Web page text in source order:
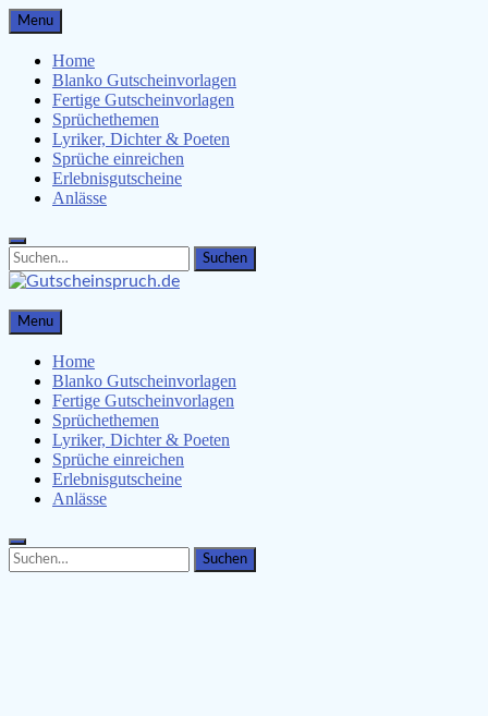
Skip
to
content
Menu
Home
Blanko Gutscheinvorlagen
Fertige Gutscheinvorlagen
Sprüchethemen
Lyriker, Dichter & Poeten
Sprüche einreichen
Erlebnisgutscheine
Anlässe
Search
for:
Search
Gutscheinspruch.de
Gutscheinsprüche & Gutscheinvorlagen finden
Menu
Home
Blanko Gutscheinvorlagen
Fertige Gutscheinvorlagen
Sprüchethemen
Lyriker, Dichter & Poeten
Sprüche einreichen
Erlebnisgutscheine
Anlässe
Search
for:
Search